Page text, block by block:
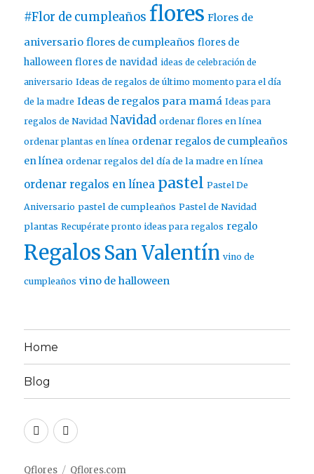
#Flor de cumpleaños flores Flores de
aniversario flores de cumpleaños flores de
halloween flores de navidad ideas de celebración de
aniversario Ideas de regalos de último momento para el día
de la madre Ideas de regalos para mamá Ideas para
regalos de Navidad Navidad ordenar flores en línea
ordenar plantas en línea ordenar regalos de cumpleaños
en línea ordenar regalos del día de la madre en línea
ordenar regalos en línea pastel Pastel De
Aniversario pastel de cumpleaños Pastel de Navidad
plantas Recupérate pronto ideas para regalos regalo
Regalos San Valentín vino de
cumpleaños vino de halloween
Home
Blog
TwitterFacebook
Qflores Qflores.com